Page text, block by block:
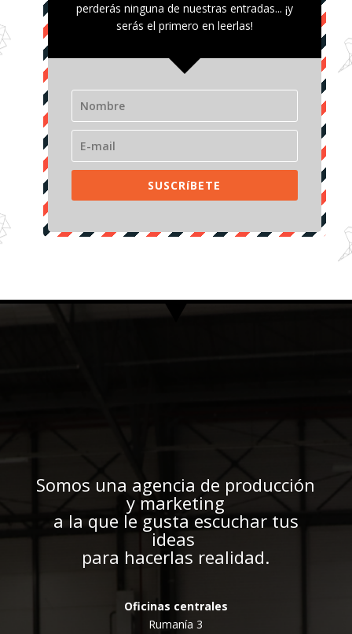
perderás ninguna de nuestras entradas... ¡y
serás el primero en leerlas!
SUSCRíBETE
Somos una agencia de producción
y marketing
a la que le gusta escuchar tus
ideas
para hacerlas realidad.
Oficinas centrales
Rumanía 3